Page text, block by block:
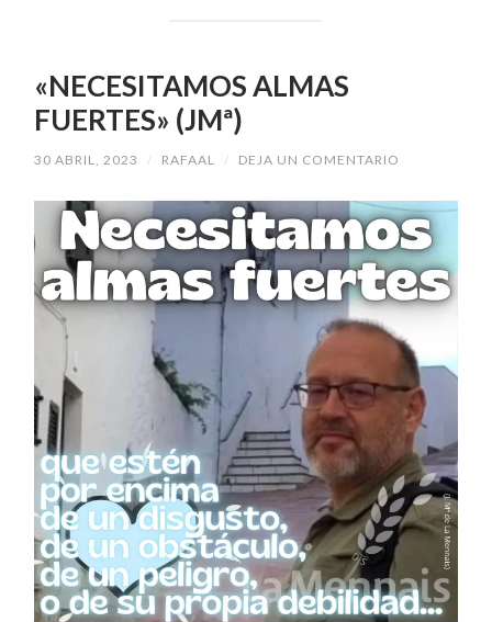
«NECESITAMOS ALMAS
FUERTES» (JMª)
30 ABRIL, 2023 / RAFAAL / DEJA UN COMENTARIO